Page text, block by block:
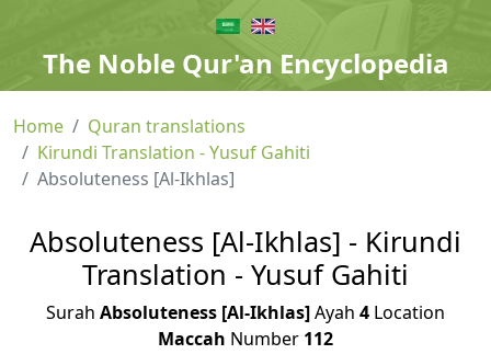
The Noble Qur'an Encyclopedia
Home
Quran translations
Kirundi Translation - Yusuf Gahiti
Absoluteness [Al-Ikhlas]
Absoluteness [Al-Ikhlas] - Kirundi
Translation - Yusuf Gahiti
Surah Absoluteness [Al-Ikhlas]Ayah 4 Location
Maccah Number 112